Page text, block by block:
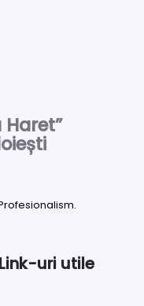
Haret”
Link-uri utile